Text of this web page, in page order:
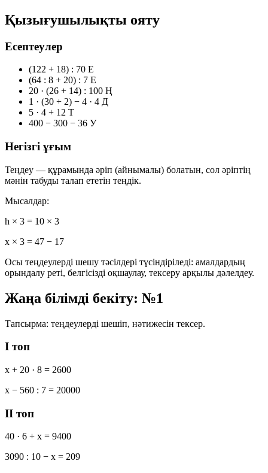
Қызығушылықты ояту
Есептеулер
(122 + 18) : 70 Е
(64 : 8 + 20) : 7 Е
20 · (26 + 14) : 100 Ң
1 · (30 + 2) − 4 · 4 Д
5 · 4 + 12 Т
400 − 300 − 36 У
Негізгі ұғым
Теңдеу — құрамында әріп (айнымалы) болатын, сол әріптің
мәнін табуды талап ететін теңдік.
Мысалдар:
h × 3 = 10 × 3
x × 3 = 47 − 17
Осы теңдеулерді шешу тәсілдері түсіндіріледі: амалдардың
орындалу реті, белгісізді оқшаулау, тексеру арқылы дәлелдеу.
Жаңа білімді бекіту: №1
Тапсырма: теңдеулерді шешіп, нәтижесін тексер.
І топ
x + 20 · 8 = 2600
x − 560 : 7 = 20000
ІІ топ
40 · 6 + x = 9400
3090 : 10 − x = 209